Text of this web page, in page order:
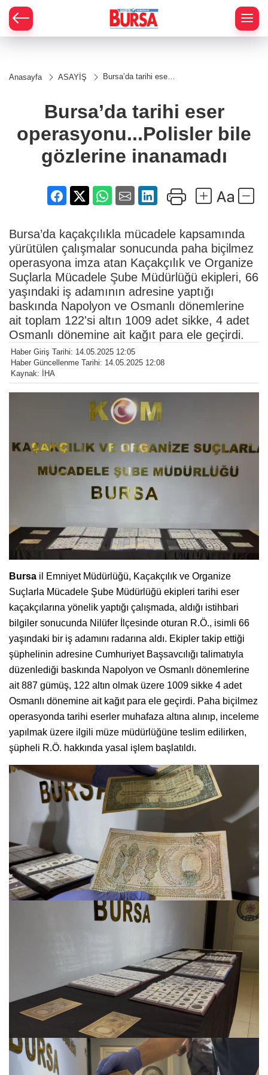
Anasayfa ASAYİŞ
Bursa’da tarihi eser
inanamadı
Bursa’da tarihi eser
operasyonu...Polisler bile
gözlerine inanamadı
Bursa’da kaçakçılıkla mücadele kapsamında
yürütülen çalışmalar sonucunda paha biçilmez
operasyona imza atan Kaçakçılık ve Organize
Suçlarla Mücadele Şube Müdürlüğü ekipleri, 66
yaşındaki iş adamının adresine yaptığı
baskında Napolyon ve Osmanlı dönemlerine
ait toplam 122'si altın 1009 adet sikke, 4 adet
Osmanlı dönemine ait kağıt para ele geçirdi.
Haber Giriş Tarihi: 14.05.2025 12:05
Haber Güncellenme Tarihi: 14.05.2025 12:08
Kaynak: İHA
Bursa il Emniyet Müdürlüğü, Kaçakçılık ve Organize
Suçlarla Mücadele Şube Müdürlüğü ekipleri tarihi eser
kaçakçılarına yönelik yaptığı çalışmada, aldığı istihbari
bilgiler sonucunda Nilüfer İlçesinde oturan R.Ö., isimli 66
yaşındaki bir iş adamını radarına aldı. Ekipler takip ettiği
şüphelinin adresine Cumhuriyet Başsavcılığı talimatıyla
düzenlediği baskında Napolyon ve Osmanlı dönemlerine
ait 887 gümüş, 122 altın olmak üzere 1009 sikke 4 adet
Osmanlı dönemine ait kağıt para ele geçirdi. Paha biçilmez
operasyonda tarihi eserler muhafaza altına alınıp, inceleme
yapılmak üzere ilgili müze müdürlüğüne teslim edilirken,
şüpheli R.Ö. hakkında yasal işlem başlatıldı.